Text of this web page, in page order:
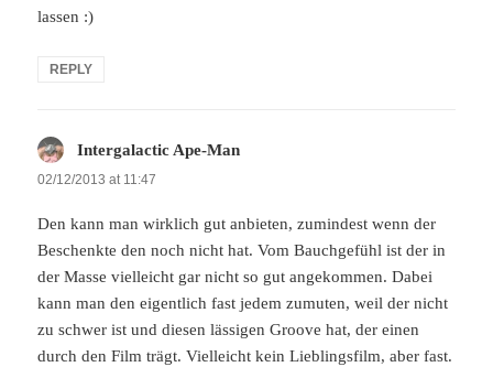
lassen :)
REPLY
Intergalactic Ape-Man
02/12/2013 at 11:47
Den kann man wirklich gut anbieten, zumindest wenn der
Beschenkte den noch nicht hat. Vom Bauchgefühl ist der in
der Masse vielleicht gar nicht so gut angekommen. Dabei
kann man den eigentlich fast jedem zumuten, weil der nicht
zu schwer ist und diesen lässigen Groove hat, der einen
durch den Film trägt. Vielleicht kein Lieblingsfilm, aber fast.